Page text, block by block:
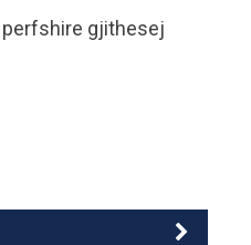
perfshire gjithesej